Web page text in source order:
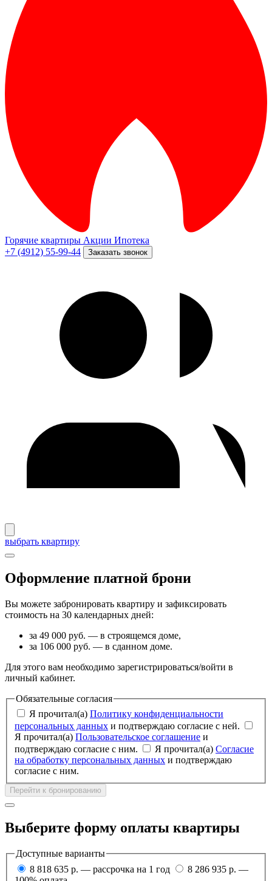
Горячие квартиры Акции Ипотека
+7 (4912) 55-99-44
Заказать звонок
выбрать квартиру
Оформление платной брони
Вы можете забронировать квартиру и зафиксировать
стоимость на 30 календарных дней:
за 49 000 руб. — в строящемся доме,
за 106 000 руб. — в сданном доме.
Для этого вам необходимо зарегистрироваться/войти в
личный кабинет.
Обязательные согласия
Я прочитал(а) Политику конфиденциальности
персональных данных и подтверждаю согласие с ней.
Я прочитал(а) Пользовательское соглашение
подтверждаю согласие с ним.
Я прочитал(а) Согласие
на обработку персональных данных
согласие с ним.
Перейти к бронированию
Выберите форму оплаты квартиры
Доступные варианты
8 818 635 р. — рассрочка на 1 год
8 286 935 р. —